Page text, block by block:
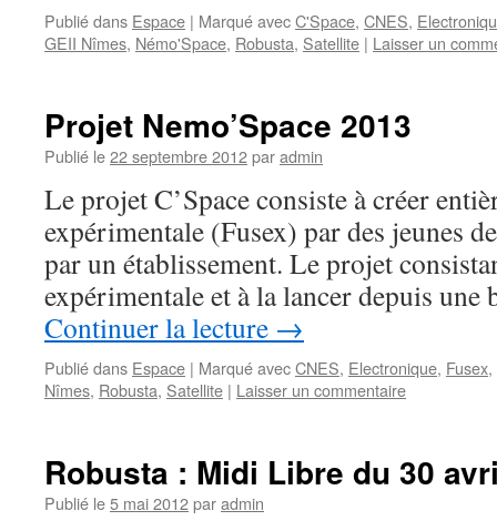
Publié dans Espace | Marqué avecC'Space, CNES,
GEII Nîmes, Némo'Space, Robusta, Satellite | Laisser un
Projet Nemo’Space 2013
Publié le22 septembre 2012paradmin
Le projet C’Space consiste à créer
expérimentale (Fusex) par des jeunes
par un établissement. Le projet
expérimentale et à la lancer depuis une
Continuer la lecture →
Publié dans Espace | Marqué avecCNES, Electronique, Fusex,
Nîmes, Robusta, Satellite | Laisser un commentaire
Robusta : Midi Libre du 30
Publié le5 mai 2012paradmin